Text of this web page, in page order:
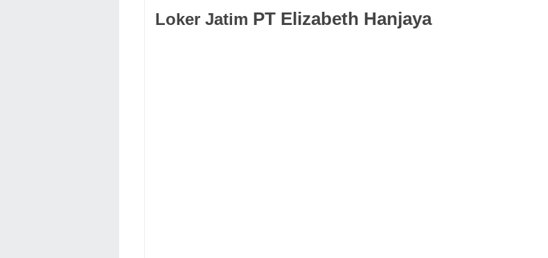
Loker Jatim PT Elizabeth Hanjaya